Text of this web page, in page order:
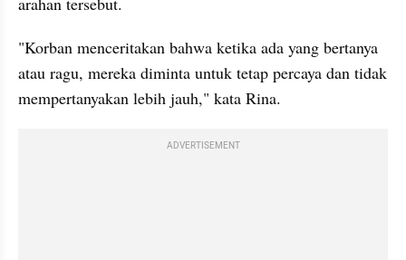
"Korban menceritakan bahwa ketika ada yang bertanya
atau ragu, mereka diminta untuk tetap percaya dan tidak
mempertanyakan lebih jauh," kata Rina.
ADVERTISEMENT